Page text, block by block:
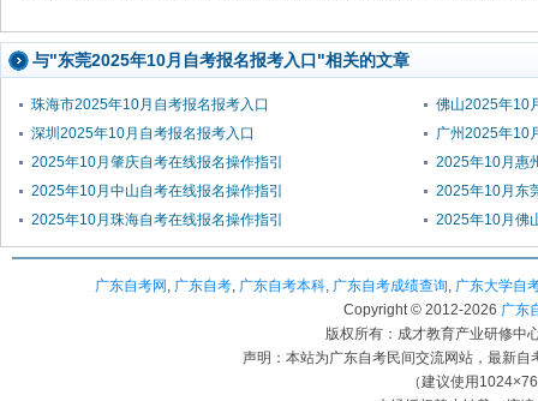
与"东莞2025年10月自考报名报考入口"相关的文章
珠海市2025年10月自考报名报考入口
佛山2025年10
深圳2025年10月自考报名报考入口
广州2025年10
2025年10月肇庆自考在线报名操作指引
2025年10月惠
2025年10月中山自考在线报名操作指引
2025年10月东
2025年10月珠海自考在线报名操作指引
2025年10月佛
广东自考网 , 广东自考, 广东自考本科, 广东自考成绩查询, 广东大学自
Copyright © 2012-2026 广东
版权所有：成才教育产业研修中
声明：本站为广东自考民间交流网站，最新
（建议使用